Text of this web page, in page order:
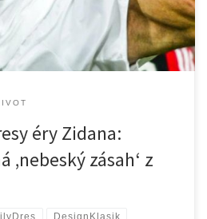
(2001–2006) Nebeský […]
éry Zidana:
‚nebeský zásah‘ z
DesignKlasik